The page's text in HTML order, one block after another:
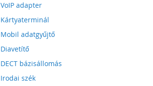
VoIP adapter
Kártyaterminál
Mobil adatgyűjtő
Diavetítő
DECT bázisállomás
Irodai szék